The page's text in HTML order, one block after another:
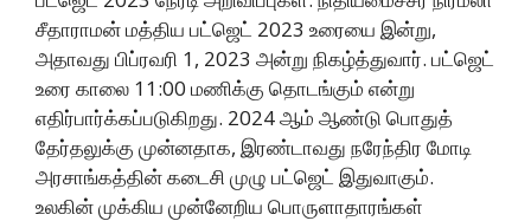
சீதாராமன் மத்திய பட்ஜெட் 2023 உரையை இன்று,
அதாவது பிப்ரவரி 1, 2023 அன்று நிகழ்த்துவார். பட்ஜெட்
உரை காலை 11:00 மணிக்கு தொடங்கும் என்று
எதிர்பார்க்கப்படுகிறது. 2024 ஆம் ஆண்டு பொதுத்
தேர்தலுக்கு முன்னதாக, இரண்டாவது நரேந்திர மோடி
அரசாங்கத்தின் கடைசி முழு பட்ஜெட் இதுவாகும்.
உலகின் முக்கிய முன்னேறிய பொருளாதாரங்கள்